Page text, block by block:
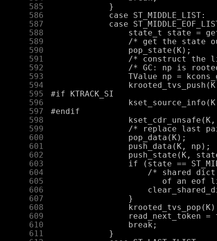
    585
    586
    587
    588
    589
    590
    591
    592
    593
    594
    595
    596
    597
    598
    599
    600
    601
    602
    603
    604
    605
    606
    607
    608
    609
    610
    611